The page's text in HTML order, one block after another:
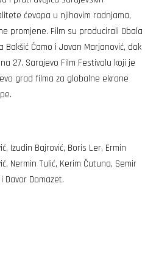
ćevapa u njihovim radnjama,
promjene. Film su producirali Obala
Čamo i Jovan Marjanović, dok
27. Sarajevo Film Festivalu koji je
grad filma za globalne ekrane
Izudin Bajrović, Boris Ler, Ermin
Nermin Tulić, Kerim Čutuna, Semir
Davor Domazet.